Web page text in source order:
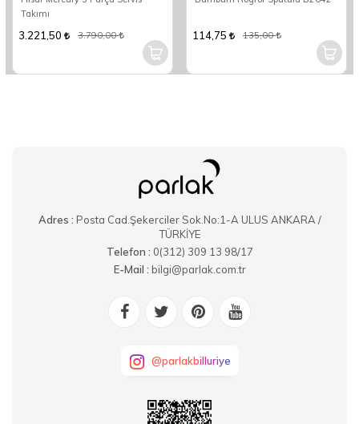
Takımı
3.221,50 3.790,00 114,75 135,00
Adres : Posta Cad.Şekerciler Sok.No:1-A ULUS ANKARA /
TÜRKİYE
Telefon : 0(312) 309 13 98/17
E-Mail : bilgi@parlak.com.tr
@parlakbilluriye